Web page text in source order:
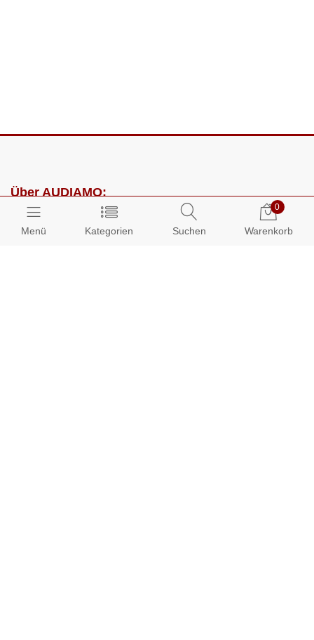
Menü Kategorien Suchen
0
Warenkorb
Über AUDIAMO:
Impressum